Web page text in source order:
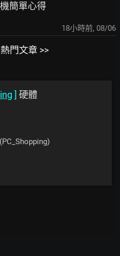
簡單心得
18小時前, 08/06
門文章 >>
] 硬體
(PC_Shopping)